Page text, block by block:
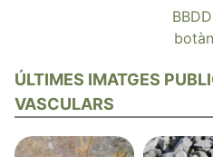
ÚLTIMES IMATGES
VASCULARS